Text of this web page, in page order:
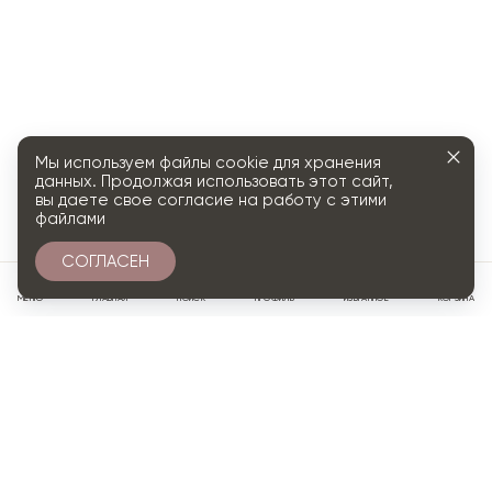
МЕНЮ ГЛАВНАЯ ПОИСК ПРОФИЛЬ ИЗБРАННОЕ КОРЗИНА
Мы используем файлы cookie для хранения
данных. Продолжая использовать этот сайт,
вы даете свое согласие на работу с этими
файлами
СОГЛАСЕН